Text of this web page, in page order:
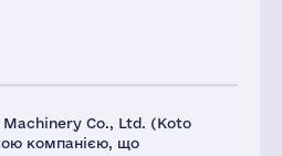
Machinery Co., Ltd. (Koto
компанією, що